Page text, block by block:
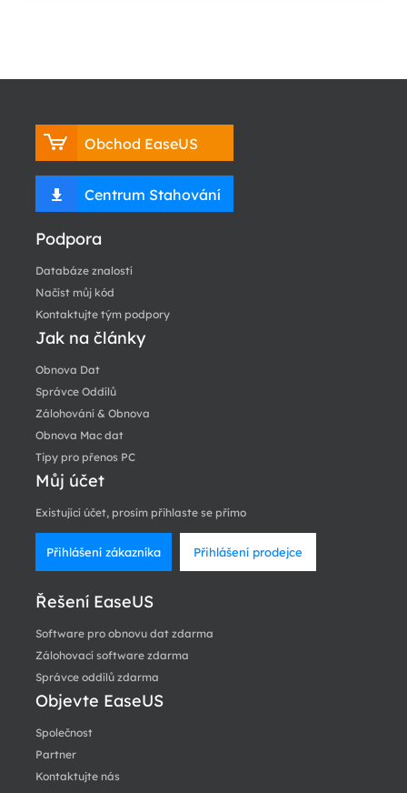
Obchod EaseUS
Centrum Stahování
Podpora
Databáze znalostí
Načíst můj kód
Kontaktujte tým podpory
Jak na články
Obnova Dat
Správce Oddílů
Zálohování & Obnova
Obnova Mac dat
Tipy pro přenos PC
Můj účet
Existující účet, prosím přihlaste se přímo
Přihlášení zákazníka Přihlášení prodejce
Řešení EaseUS
Software pro obnovu dat zdarma
Zálohovací software zdarma
Správce oddílů zdarma
Objevte EaseUS
Společnost
Partner
Kontaktujte nás